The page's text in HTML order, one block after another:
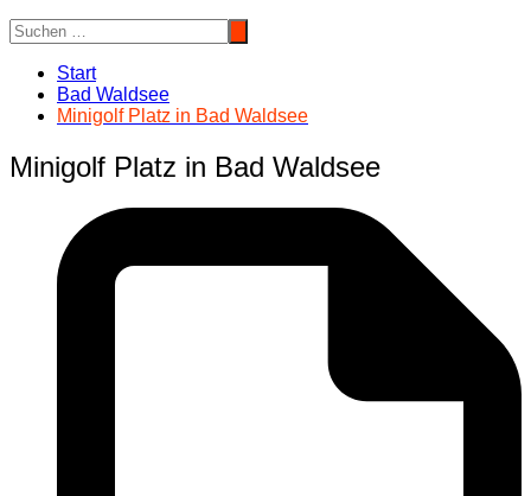
Start
Bad Waldsee
Minigolf Platz in Bad Waldsee
Minigolf Platz in Bad Waldsee